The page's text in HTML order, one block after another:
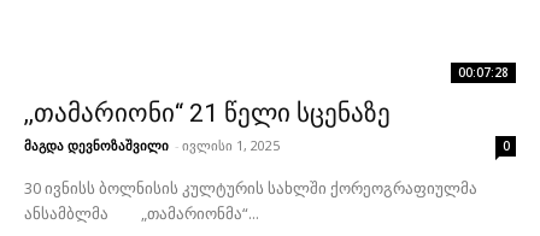
00:07:28
,,თამარიონი“ 21 წელი სცენაზე
მაგდა დევნოზაშვილი - ივლისი 1, 2025 0
30 ივნისს ბოლნისის კულტურის სახლში ქორეოგრაფიულმა
ანსამბლმა „თამარიონმა“...